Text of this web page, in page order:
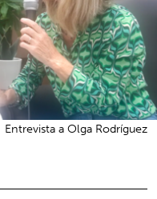
Entrevista a Olga Rodríguez